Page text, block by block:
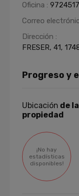
Oficina :
Correo
Dirección :
FRESER, 41,
Progreso y
Ubicación de la
propiedad
¡No hay
estadísticas
disponibles!